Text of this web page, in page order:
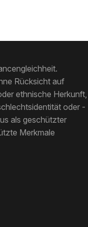
Rücksicht auf
ethnische Herkunft,
oder -
als geschützter
Merkmale